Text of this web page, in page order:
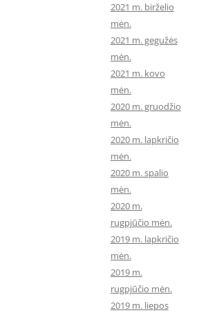
2021 m. birželio
mėn.
2021 m. gegužės
mėn.
2021 m. kovo
mėn.
2020 m. gruodžio
mėn.
2020 m. lapkričio
mėn.
2020 m. spalio
mėn.
2020 m.
rugpjūčio mėn.
2019 m. lapkričio
mėn.
2019 m.
rugpjūčio mėn.
2019 m. liepos